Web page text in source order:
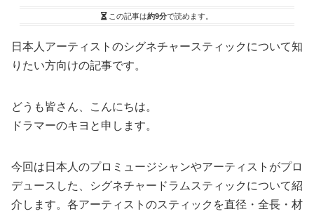
この記事は約9分で読めます。
日本人アーティストのシグネチャースティックについて知
りたい方向けの記事です。
どうも皆さん、こんにちは。
ドラマーのキヨと申します。
今回は日本人のプロミュージシャンやアーティストがプロ
デュースした、シグネチャードラムスティックについて紹
介します。各アーティストのスティックを直径・全長・材